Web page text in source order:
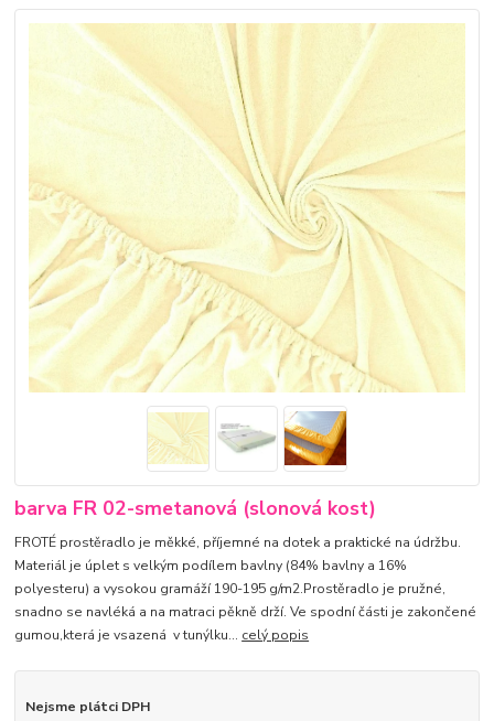
barva FR 02-smetanová (slonová kost)
FROTÉ prostěradlo je měkké, příjemné na dotek a praktické na údržbu.
Materiál je úplet s velkým podílem bavlny (84% bavlny a 16%
polyesteru) a vysokou gramáží 190-195 g/m2.Prostěradlo je pružné,
snadno se navléká a na matraci pěkně drží. Ve spodní části je zakončené
gumou,která je vsazená v tunýlku... celý popis
Nejsme plátci DPH